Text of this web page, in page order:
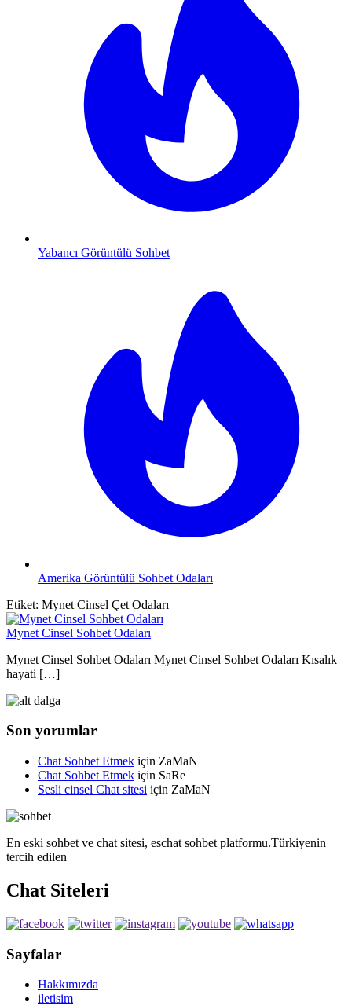
Yabancı Görüntülü Sohbet
Amerika Görüntülü Sohbet Odaları
Etiket: Mynet Cinsel Çet Odaları
Mynet Cinsel Sohbet Odaları
Mynet Cinsel Sohbet Odaları Mynet Cinsel Sohbet Odaları Kısalık
hayati […]
Son yorumlar
Chat Sohbet Etmek için ZaMaN
Chat Sohbet Etmek için SaRe
Sesli cinsel Chat sitesi için ZaMaN
En eski sohbet ve chat sitesi, eschat sohbet platformu.Türkiyenin
tercih edilen
Chat Siteleri
Sayfalar
Hakkımızda
iletisim